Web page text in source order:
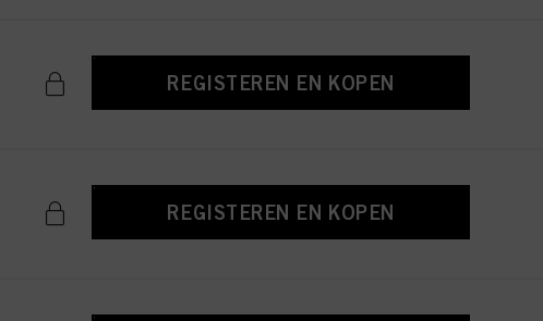
REGISTEREN EN KOPEN
REGISTEREN EN KOPEN